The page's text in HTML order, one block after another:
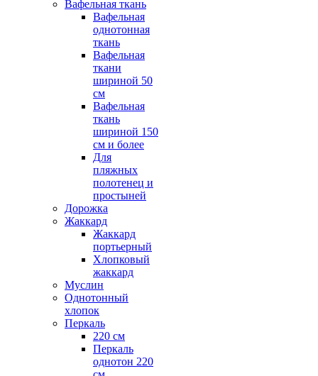
Вафельная ткань
Вафельная
однотонная
ткань
Вафельная
ткани
шириной 50
см
Вафельная
ткань
шириной 150
см и более
Для
пляжных
полотенец и
простыней
Дорожка
Жаккард
Жаккард
портьерный
Хлопковый
жаккард
Муслин
Однотонный
хлопок
Перкаль
220 см
Перкаль
однотон 220